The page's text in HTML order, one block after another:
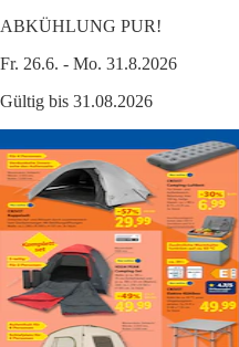
ABKÜHLUNG PUR!
Fr. 26.6. - Mo. 31.8.2026
Gültig bis 31.08.2026